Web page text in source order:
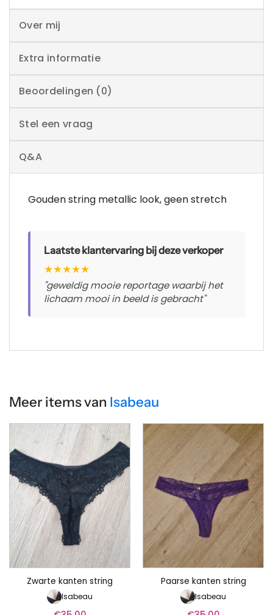
Over mij
Extra informatie
Beoordelingen (0)
Stel een vraag
Q&A
Gouden string metallic look, geen stretch
Laatste klantervaring bij deze verkoper
★★★★★
"geweldig mooie reportage waarbij het
lichaam mooi in beeld is gebracht"
Meer items van Isabeau
Zwarte kanten string
Isabeau
Paarse kanten string
Isabeau